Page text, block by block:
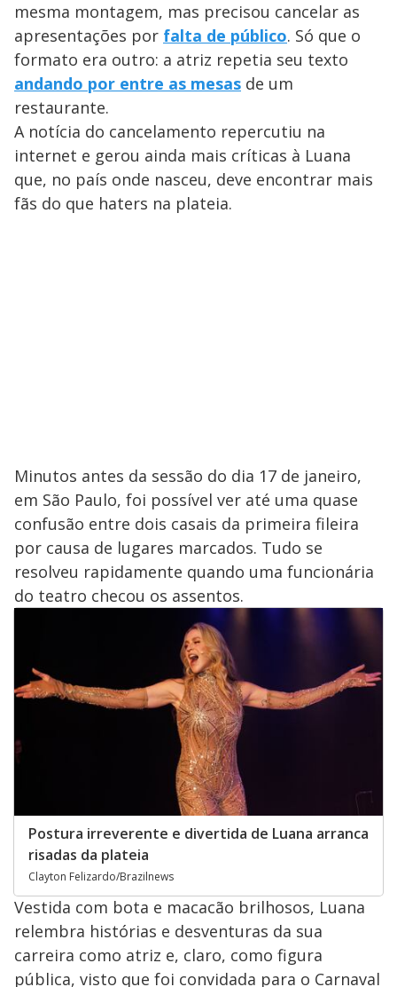
mesma montagem, mas precisou cancelar as
apresentações por falta de público. Só que o
formato era outro: a atriz repetia seu texto
andando por entre as mesas de um
restaurante.
A notícia do cancelamento repercutiu na
internet e gerou ainda mais críticas à Luana
que, no país onde nasceu, deve encontrar mais
fãs do que haters na plateia.
Minutos antes da sessão do dia 17 de janeiro,
em São Paulo, foi possível ver até uma quase
confusão entre dois casais da primeira fileira
por causa de lugares marcados. Tudo se
resolveu rapidamente quando uma funcionária
do teatro checou os assentos.
Postura irreverente e divertida de Luana arranca
risadas da plateia
Clayton Felizardo/Brazilnews
Vestida com bota e macacão brilhosos, Luana
relembra histórias e desventuras da sua
carreira como atriz e, claro, como figura
pública, visto que foi convidada para o Carnaval